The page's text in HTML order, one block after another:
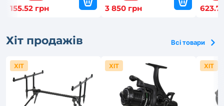
155.52 грн 3 850 грн 623.7
Хіт продажів Всі товари
ХІТ ХІТ ХІТ